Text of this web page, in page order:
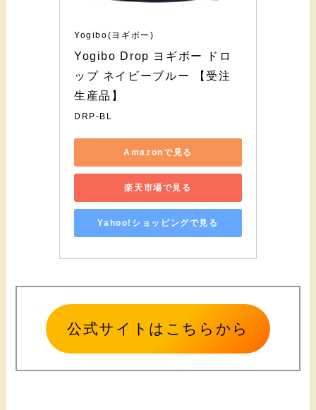
Yogibo(ヨギボー)
Yogibo Drop ヨギボー ドロ
ップ ネイビーブルー 【受注
生産品】
DRP-BL
Amazonで見る
楽天市場で見る
Yahoo!ショッピングで見る
公式サイトはこちらから